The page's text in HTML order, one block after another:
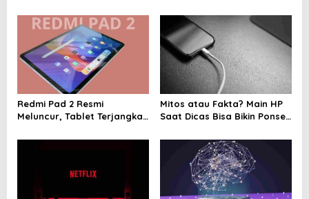
n
Redmi Pad 2 Resmi
Meluncur, Tablet Terjangkau
Performa Kencang
Mitos atau Fakta? Main HP
Saat Dicas Bisa Bikin Ponsel